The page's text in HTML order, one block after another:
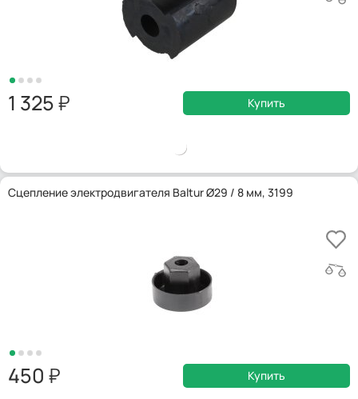
1 325 Купить
Сцепление электродвигателя Baltur Ø29 / 8 мм, 3199
450 Купить